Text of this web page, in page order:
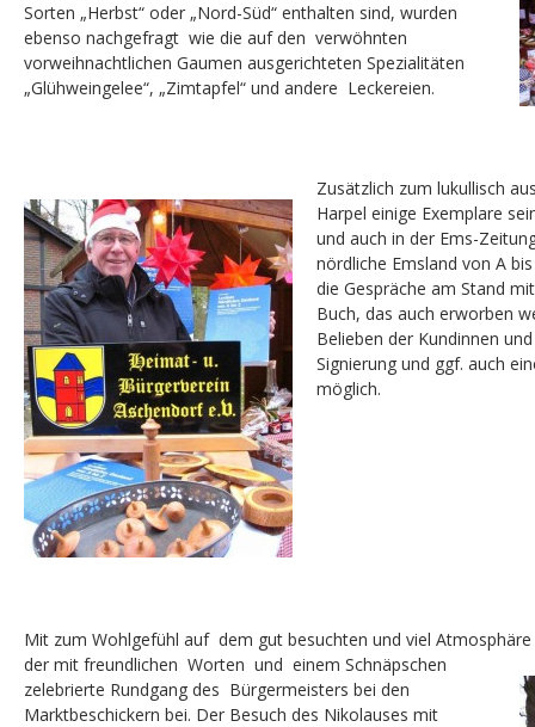
Sorten „Herbst“ oder „Nord-Süd“ enthalten sind, wurden
ebenso nachgefragt wie die auf den verwöhnten
vorweihnachtlichen Gaumen ausgerichteten Spezialitäten
„Glühweingelee“, „Zimtapfel“ und andere Leckereien.
Zusätzlich zum lukullisch
Harpel einige Exemplare
und auch in der Ems-
nördliche Emsland von A
die Gespräche am Stand
Buch, das auch erworben
Belieben der Kundinnen
Signierung und ggf. auch
möglich.
Mit zum Wohlgefühl auf dem gut besuchten und viel
der mit freundlichen Worten und einem Schnäpschen
zelebrierte Rundgang des Bürgermeisters bei den
Marktbeschickern bei. Der Besuch des Nikolauses mit